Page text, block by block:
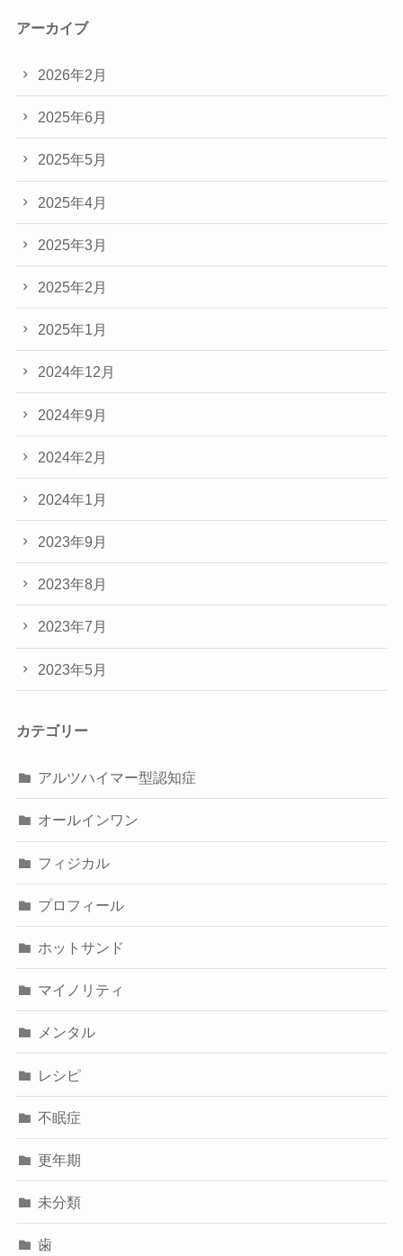
アーカイブ
2026年2月
2025年6月
2025年5月
2025年4月
2025年3月
2025年2月
2025年1月
2024年12月
2024年9月
2024年2月
2024年1月
2023年9月
2023年8月
2023年7月
2023年5月
カテゴリー
アルツハイマー型認知症
オールインワン
フィジカル
プロフィール
ホットサンド
マイノリティ
メンタル
レシピ
不眠症
更年期
未分類
歯